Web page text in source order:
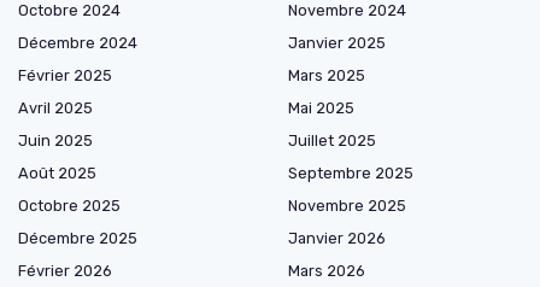
Octobre 2024
Novembre 2024
Décembre 2024
Janvier 2025
Février 2025
Mars 2025
Avril 2025
Mai 2025
Juin 2025
Juillet 2025
Août 2025
Septembre 2025
Octobre 2025
Novembre 2025
Décembre 2025
Janvier 2026
Février 2026
Mars 2026